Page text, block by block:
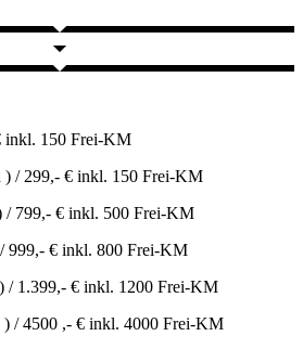
inkl. 150 Frei-KM
) / 299,- € inkl. 150 Frei-KM
/ 799,- € inkl. 500 Frei-KM
999,- € inkl. 800 Frei-KM
/ 1.399,- € inkl. 1200 Frei-KM
) / 4500 ,- € inkl. 4000 Frei-KM